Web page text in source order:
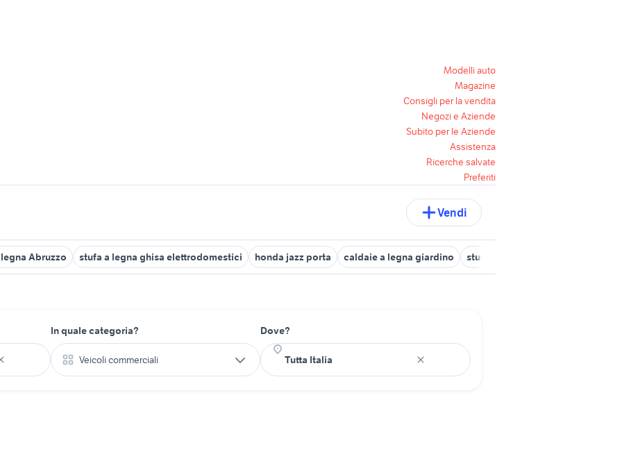
Modelli auto
Magazine
Consigli per la vendita
Negozi e Aziende
Subito per le Aziende
Assistenza
Ricerche salvate
Preferiti
Vendi
Abruzzo stufa a legna ghisa elettrodomestici honda jazz porta caldaie a legna giardino stufa a legna sardegna
In quale categoria?
Veicoli commerciali
Dove?